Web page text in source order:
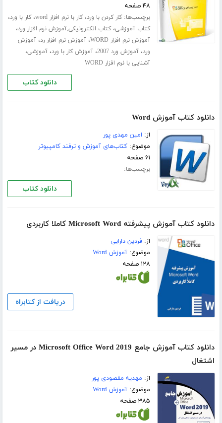
۴۸ صفحه
برچسب‌ها:کار کردن با ورد،کار با نرم افزار word ،کار با ورد،
کتاب آموزشی،کتاب الکترونیکی,آموزش نرم افزار ورد،
آموزش نرم افزار WORD ،آموزش نرم افزار رد،آموزش
ورد،آموزش ورد 2007 ،آموزش کار با ورد،آموزشی،
آشنایی با نرم افزار WORD
دانلود کتاب
دانلود کتاب آموزش Word
از: امین مهدی پور
موضوع:کتاب‌های آموزش و ترفند کامپیوتر
۶۱ صفحه
برچسب‌ها:
دانلود کتاب
دانلود کتاب آموزش پیشرفته Microsoft Word کاملا کاربردی
از:فردین دارابی
موضوع:آموزش Word
۱۲۸ صفحه
دریافت از کتابراه
دانلود کتاب آموزش جامع Microsoft Office Word 2019 در مسیر
اشتغال
از: مهدیه مقصودی پور
موضوع:آموزش Word
۳۸۵ صفحه